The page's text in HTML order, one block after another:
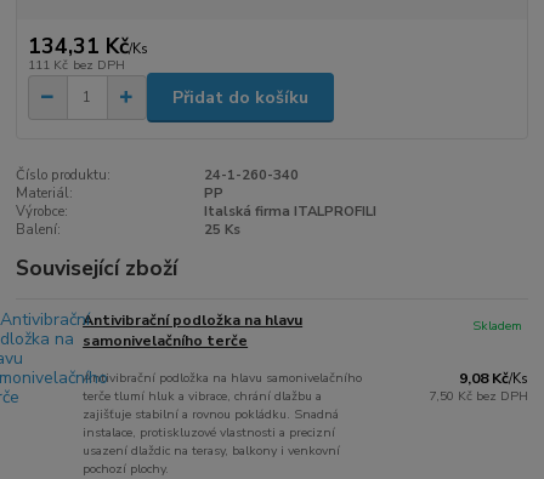
134,31 Kč/Ks
111 Kč bez DPH
Přidat do košíku
Číslo produktu:
24-1-260-340
Materiál:
PP
Výrobce:
Italská firma ITALPROFILI
Balení:
25 Ks
Související zboží
Antivibrační podložka na hlavu
samonivelačního terče
Antivibrační podložka na hlavu samonivelačního
terče tlumí hluk a vibrace, chrání dlažbu a
zajišťuje stabilní a rovnou pokládku. Snadná
instalace, protiskluzové vlastnosti a precizní
usazení dlaždic na terasy, balkony i venkovní
pochozí plochy.
9,08 Kč/Ks
7,50 Kč bez DPH
Skladem